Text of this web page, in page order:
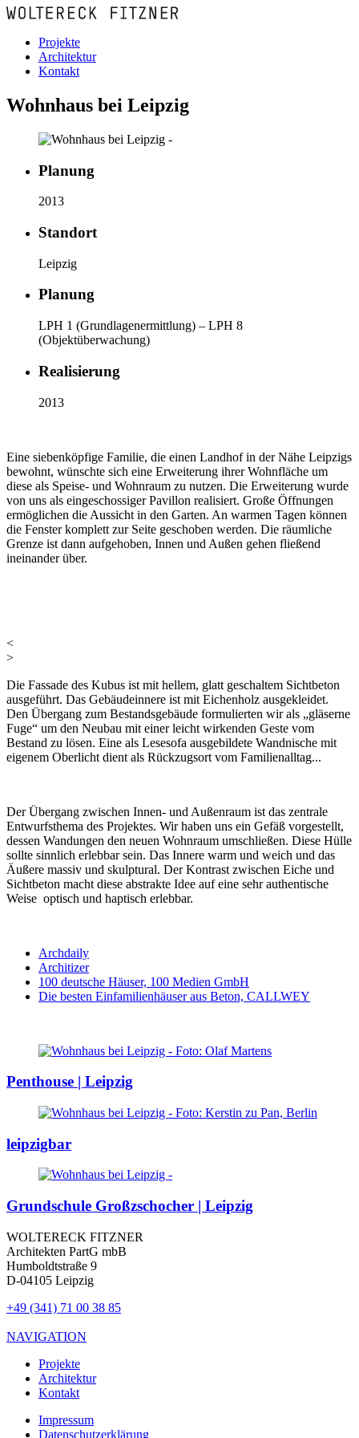
Projekte
Architektur
Kontakt
Wohnhaus bei Leipzig
Planung
2013
Standort
Leipzig
Planung
LPH 1 (Grundlagenermittlung) – LPH 8
(Objektüberwachung)
Realisierung
2013
Eine siebenköpfige Familie, die einen Landhof in der Nähe Leipzigs
bewohnt, wünschte sich eine Erweiterung ihrer Wohnfläche um
diese als Speise- und Wohnraum zu nutzen. Die Erweiterung wurde
von uns als eingeschossiger Pavillon realisiert. Große Öffnungen
ermöglichen die Aussicht in den Garten. An warmen Tagen können
die Fenster komplett zur Seite geschoben werden. Die räumliche
Grenze ist dann aufgehoben, Innen und Außen gehen fließend
ineinander über.
<
>
Die Fassade des Kubus ist mit hellem, glatt geschaltem Sichtbeton
ausgeführt. Das Gebäudeinnere ist mit Eichenholz ausgekleidet.
Den Übergang zum Bestandsgebäude formulierten wir als „gläserne
Fuge“ um den Neubau mit einer leicht wirkenden Geste vom
Bestand zu lösen. Eine als Lesesofa ausgebildete Wandnische mit
eigenem Oberlicht dient als Rückzugsort vom Familienalltag...
Der Übergang zwischen Innen- und Außenraum ist das zentrale
Entwurfsthema des Projektes. Wir haben uns ein Gefäß vorgestellt,
dessen Wandungen den neuen Wohnraum umschließen. Diese Hülle
sollte sinnlich erlebbar sein. Das Innere warm und weich und das
Äußere massiv und skulptural. Der Kontrast zwischen Eiche und
Sichtbeton macht diese abstrakte Idee auf eine sehr authentische
Weise optisch und haptisch erlebbar.
Archdaily
Architizer
100 deutsche Häuser, 100 Medien GmbH
Die besten Einfamilienhäuser aus Beton, CALLWEY
Penthouse | Leipzig
leipzigbar
Grundschule Großzschocher | Leipzig
WOLTERECK FITZNER
Architekten PartG mbB
Humboldtstraße 9
D-04105 Leipzig
+49 (341) 71 00 38 85
NAVIGATION
Projekte
Architektur
Kontakt
Impressum
Datenschutzerklärung